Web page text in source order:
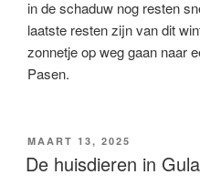
in de schaduw nog resten
laatste resten zijn van dit
zonnetje op weg gaan naar
Pasen.
GEPLAATST
OP
MAART 13, 2025
De huisdieren in